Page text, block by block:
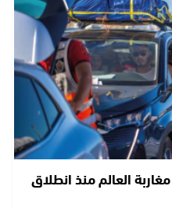
مليون من مغاربة العالم منذ انطلاق